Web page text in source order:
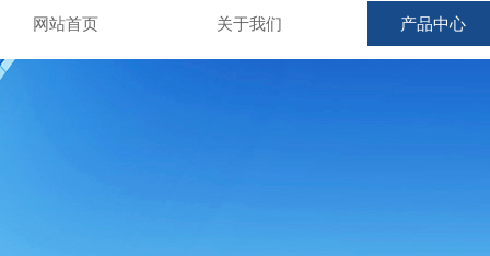
网站首页 关于我们 产品中心